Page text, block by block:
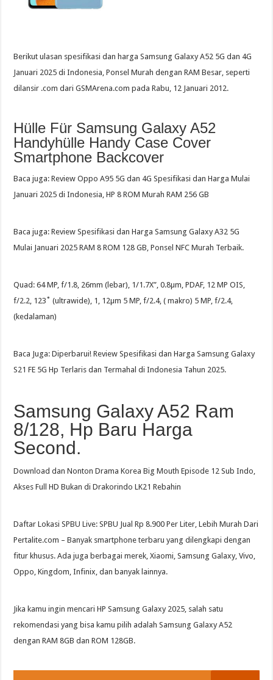
Berikut ulasan spesifikasi dan harga Samsung Galaxy A52 5G dan 4G
Januari 2025 di Indonesia, Ponsel Murah dengan RAM Besar, seperti
dilansir .com dari GSMArena.com pada Rabu, 12 Januari 2012.
Hülle Für Samsung Galaxy A52
Handyhülle Handy Case Cover
Smartphone Backcover
Baca juga: Review Oppo A95 5G dan 4G Spesifikasi dan Harga Mulai
Januari 2025 di Indonesia, HP 8 ROM Murah RAM 256 GB
Baca juga: Review Spesifikasi dan Harga Samsung Galaxy A32 5G
Mulai Januari 2025 RAM 8 ROM 128 GB, Ponsel NFC Murah Terbaik.
Quad: 64 MP, f/1.8, 26mm (lebar), 1/1.7X”, 0.8µm, PDAF, 12 MP OIS,
f/2.2, 123˚ (ultrawide), 1, 12µm 5 MP, f/2.4, ( makro) 5 MP, f/2.4,
(kedalaman)
Baca Juga: Diperbarui! Review Spesifikasi dan Harga Samsung Galaxy
S21 FE 5G Hp Terlaris dan Termahal di Indonesia Tahun 2025.
Samsung Galaxy A52 Ram
8/128, Hp Baru Harga
Second.
Download dan Nonton Drama Korea Big Mouth Episode 12 Sub Indo,
Akses Full HD Bukan di Drakorindo LK21 Rebahin
Daftar Lokasi SPBU Live: SPBU Jual Rp 8.900 Per Liter, Lebih Murah Dari
Pertalite.com – Banyak smartphone terbaru yang dilengkapi dengan
fitur khusus. Ada juga berbagai merek, Xiaomi, Samsung Galaxy, Vivo,
Oppo, Kingdom, Infinix, dan banyak lainnya.
Jika kamu ingin mencari HP Samsung Galaxy 2025, salah satu
rekomendasi yang bisa kamu pilih adalah Samsung Galaxy A52
dengan RAM 8GB dan ROM 128GB.